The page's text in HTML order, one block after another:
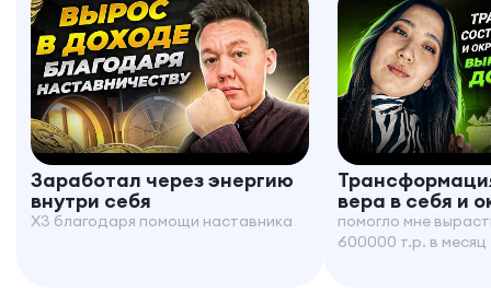
Заработал через энергию
внутри себя
X3 благодаря помощи наставника
вера в себя и
помогло мне
600000 т.р. в месяц